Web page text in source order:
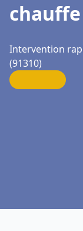
Intervention
(91310)